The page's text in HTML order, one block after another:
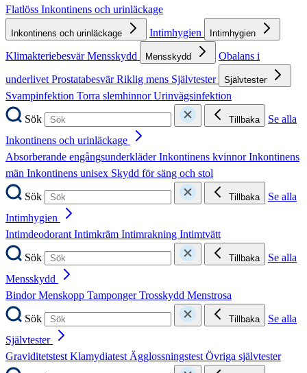
Flatlöss Inkontinens och urinläckage
Inkontinens och urinläckage Intimhygien Intimhygien
KlimakteriebesvärMensskydd Mensskydd
Obalans i
underlivetProstatabesvärRiklig mens Självtester Självtester
Svampinfektion Torra slemhinnorUrinvägsinfektion
Sök
Tillbaka
Se alla
Inkontinens och urinläckage
Absorberande engångsunderkläderInkontinens kvinnorInkontinens
män Inkontinens unisex Skydd för säng och stol
Sök
Tillbaka
Se alla
Intimhygien
IntimdeodorantIntimkräm Intimrakning Intimtvätt
Sök
Tillbaka
Se alla
Mensskydd
BindorMenskopp TampongerTrosskydd Menstrosa
Sök
Tillbaka
Se alla
Självtester
GraviditetstestKlamydiatestÄgglossningstestÖvriga självtester